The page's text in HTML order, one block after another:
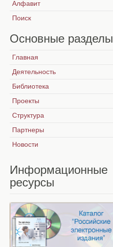
Алфавит
Поиск
Основные разделы
Главная
Деятельность
Библиотека
Проекты
Структура
Партнеры
Новости
Информационные
ресурсы